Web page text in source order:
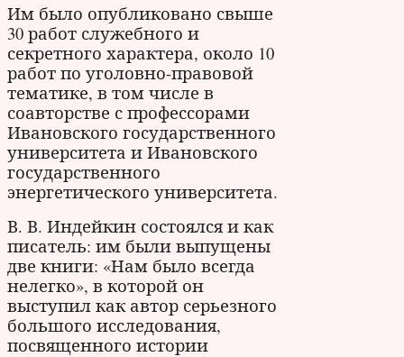
Им было опубликовано свыше
30 работ служебного и
секретного характера, около 10
работ по уголовно-правовой
тематике, в том числе в
соавторстве с профессорами
Ивановского государственного
университета и Ивановского
государственного
энергетического университета.
В. В. Индейкин состоялся и как
писатель: им были выпущены
две книги: «Нам было всегда
нелегко», в которой он
выступил как автор серьезного
большого исследования,
посвященного истории